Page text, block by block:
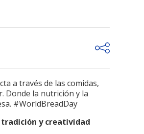
a través de las comidas,
Donde la nutrición y la
#WorldBreadDay
tradición y creatividad